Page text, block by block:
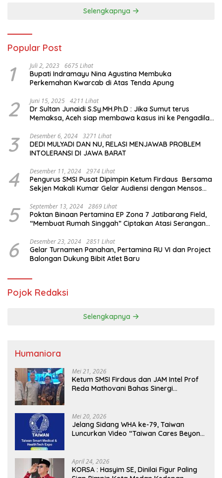
Selengkapnya
Popular Post
1 Juli 2, 2023 6675 Lihat
Bupati Indramayu Nina Agustina Membuka
Perkemahan Kwarcab di Atas Tenda Apung
2 Juni 15, 2025 4211 Lihat
Dr Sultan Junaidi S.Sy.MH.Ph.D : Jika Sumut terus
Memaksa, Aceh siap membawa kasus ini ke Pengadilan
3 Desember 6, 2024 3271 Lihat
DEDI MULYADI DAN NU, RELASI MENJAWAB PROBLEM
INTOLERANSI DI JAWA BARAT
4 Desember 11, 2024 2974 Lihat
Pengurus SMSI Pusat Dipimpin Ketum Firdaus Bersama
Sekjen Makali Kumar Gelar Audiensi dengan Mensos
5 September 13, 2024 2869 Lihat
Poktan Binaan Pertamina EP Zona 7 Jatibarang Field,
“Membuat Rumah Singgah” Ciptakan Atasi Serangan
6 Desember 23, 2024 2851 Lihat
Gelar Turnamen Panahan, Pertamina RU VI dan Project
Balongan Dukung Bibit Atlet Baru
Pojok Redaksi
Selengkapnya
Humaniora
Mei 21, 2026
Ketum SMSI Firdaus dan JAM Intel Prof
Reda Mathovani Bahas Sinergi
MBG, Perkuat Pengawasan Program
Pemerintah
Mei 20, 2026
Jelang Sidang WHA ke-79, Taiwan
Luncurkan Video “Taiwan Cares Beyond
April 24, 2026
KORSA : Hasyim SE, Dinilai Figur Paling